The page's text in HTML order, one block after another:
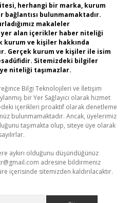
herhangi bir marka, kurum
bağlantısı bulunmamaktadır.
makaleler
yer alan içerikler haber niteliği
kurum ve kişiler hakkında
Gerçek kurum ve kişiler ile isim
Sitemizdeki bilgiler
niteliği taşımazlar.
Bilgi Teknolojileri ve İletişim
bir Yer Sağlayıcı olarak hizmet
içerikleri proaktif olarak denetleme
bulunmamaktadır. Ancak, üyelerimiz
taşımakta olup, siteye üye olarak
aykırı olduğunu düşündüğünüz
adresine bildirmeniz
içerisinde sitemizden kaldırılacaktır.